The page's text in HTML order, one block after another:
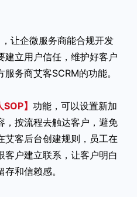
让企微服务商能合规开发
建立用户信任，维护好客户
务商艾客SCRM的功能。
SOP】 功能，可以设置新加
，按流程去触达客户，避免
艾客后台创建规则，员工在
客户建立联系，让客户明白
和信赖感。